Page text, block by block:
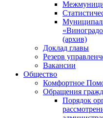
(архив)
Доклад главы
Резерв
Вакансии
Общество
Комфортное
Обращения
Порядок